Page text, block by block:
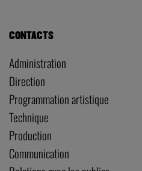
CONTACTS
Administration
Direction
Programmation artistique
Technique
Production
Communication